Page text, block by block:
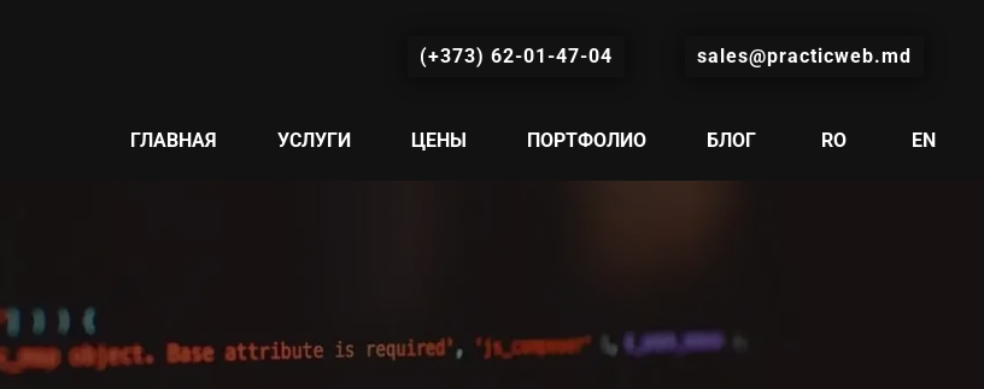
sales@practicweb.md
(+373) 62-01-47-04
ГЛАВНАЯ УСЛУГИ ЦЕНЫ ПОРТФОЛИО БЛОГ RO EN